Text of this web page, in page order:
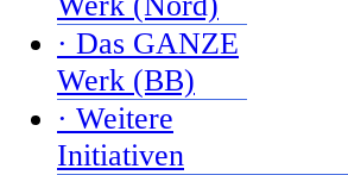
· Das GANZE
Werk (BB)
· Weitere
Initiativen